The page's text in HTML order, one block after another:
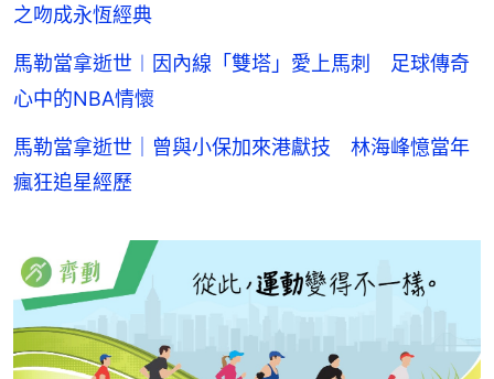
之吻成永恆經典
馬勒當拿逝世︱因內線「雙塔」愛上馬刺 足球傳奇
心中的NBA情懷
馬勒當拿逝世｜曾與小保加來港獻技 林海峰憶當年
瘋狂追星經歷